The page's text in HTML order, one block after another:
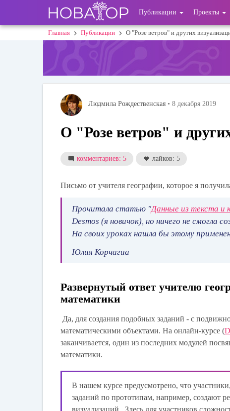
основному
User
account
Публикации Проекты
Строка
Главная Публикации О "Розе ветров" и других
Людмила Рождественская • 8 декабря 2019
О "Розе ветров" и
комментариев: 5 лайков: 5
Письмо от учителя географии, которое я
Прочитала статью "Данные из текста и
Desmos (я новичок), но ничего не смогла
На своих уроках нашла бы этому
Юлия Корчагиа
Развернутый ответ учителю
математики
Да, для создания подобных заданий - с
математическими объектами. На онлайн-курсе (
заканчивается, один из последних модулей
математики.
В нашем курсе предусмотрено, что
заданий по прототипам, например, создают
визуализаций. Здесь для участников